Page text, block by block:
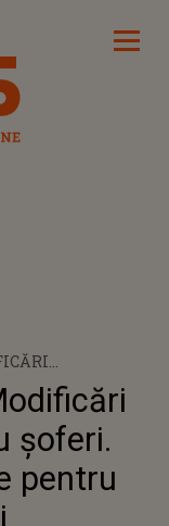
SANCȚIUNI
șoferi.
pentru